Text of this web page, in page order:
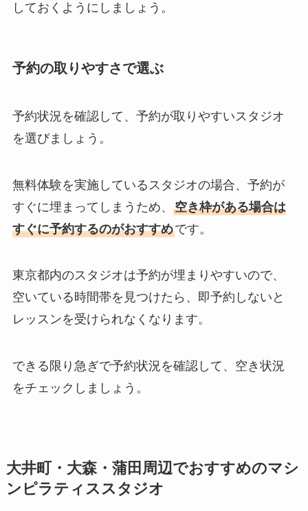
しておくようにしましょう。
予約の取りやすさで選ぶ
予約状況を確認して、予約が取りやすいスタジオ
を選びましょう。
無料体験を実施しているスタジオの場合、予約が
すぐに埋まってしまうため、 空き枠がある場合は
すぐに予約するのがおすすめです。
東京都内のスタジオは予約が埋まりやすいので、
空いている時間帯を見つけたら、即予約しないと
レッスンを受けられなくなります。
できる限り急ぎで予約状況を確認して、空き状況
をチェックしましょう。
大井町・大森・蒲田周辺でおすすめのマシ
ンピラティススタジオ